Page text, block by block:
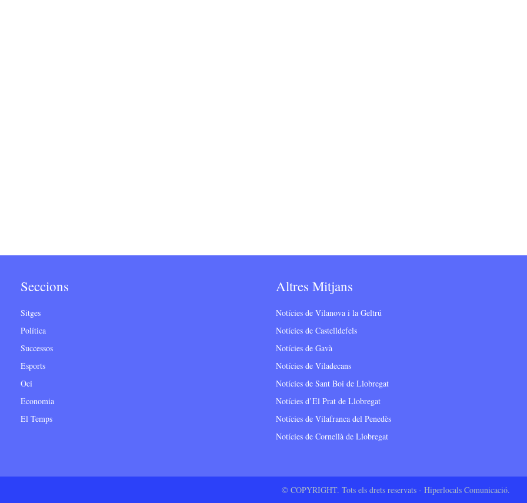
Seccions
Sitges
Política
Successos
Esports
Oci
Economia
El Temps
Altres Mitjans
Notícies de Vilanova i la Geltrú
Notícies de Castelldefels
Notícies de Gavà
Notícies de Viladecans
Notícies de Sant Boi de Llobregat
Notícies d’El Prat de Llobregat
Notícies de Vilafranca del Penedès
Notícies de Cornellà de Llobregat
© COPYRIGHT. Tots els drets reservats - Hiperlocals Comunicació.